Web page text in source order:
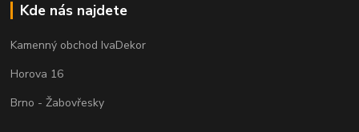
Kde nás najdete
Kamenný obchod IvaDekor
Horova 16
Brno - Žabovřesky